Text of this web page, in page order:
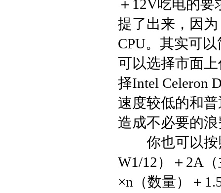
＋12V吃电的
提了出来，因
CPU。其实可
可以选择市面
择Intel Celeron
速度较低的和
造成不必要的
你也可以按
W1/12）＋2A
×n（数量）＋